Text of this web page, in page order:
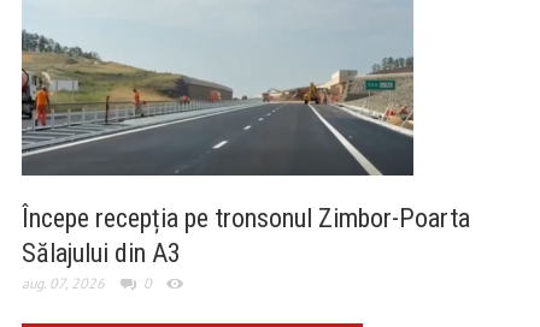
Începe recepția pe tronsonul Zimbor-Poarta
Sălajului din A3
aug. 07, 2026 0